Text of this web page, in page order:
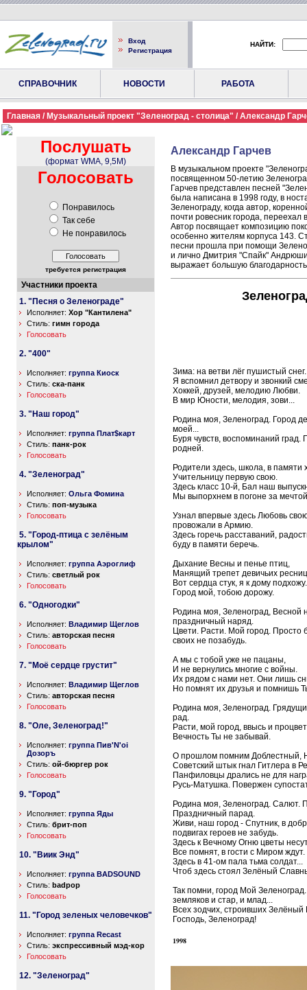
Вход
Регистрация
НАЙТИ:
СПРАВОЧНИК НОВОСТИ РАБОТА
Главная / Музыкальный проект "Зеленоград - столица" / Александр
Послушать
(формат WMA, 9,5M)
Голосовать
Понравилось
Так себе
Не понравилось
требуется регистрация
Участники проекта
1. "Песня о Зеленограде"
Исполняет: Хор "Кантилена"
Стиль: гимн города
Голосовать
2. "400"
Исполняет: группа Киоск
Стиль: ска-панк
Голосовать
3. "Наш город"
Исполняет: группа Плат$карт
Стиль: панк-рок
Голосовать
4. "Зеленоград"
Исполняет: Ольга Фомина
Стиль: поп-музыка
Голосовать
5. "Город-птица с зелёным
крылом"
Исполняет: группа Аэроглиф
Стиль: светлый рок
Голосовать
6. "Одногодки"
Исполняет: Владимир Щеглов
Стиль: авторская песня
Голосовать
7. "Моё сердце грустит"
Исполняет: Владимир Щеглов
Стиль: авторская песня
Голосовать
8. "Оле, Зеленоград!"
Исполняет: группа Пив'N'oi
Дозоръ
Стиль: ой-бюргер рок
Голосовать
9. "Город"
Исполняет: группа Яды
Стиль: брит-поп
Голосовать
10. "Виик Энд"
Исполняет: группа BADSOUND
Стиль: badpop
Голосовать
11. "Город зеленых человечков"
Исполняет: группа Recast
Стиль: экспрессивный мэд-кор
Голосовать
12. "Зеленоград"
Александр Гарчев
В музыкальном проекте
посвященном 50-летию
Гарчев представлен песней
была написана в 1998 году, в
Зеленограду, когда автор,
почти ровесник города, переехал
Автор посвящает композицию
особенно жителям корпуса 143.
песни прошла при помощи
и лично Дмитрия "Спайк"
выражает большую
Зима: на ветви лёг пушистый снег.
Я вспомнил детвору и звонкий
Хоккей, друзей, мелодию Любви.
В мир Юности, мелодия, зови...
Родина моя, Зеленоград. Город
моей...
Буря чувств, воспоминаний град.
родней.
Родители здесь, школа, в памяти
Учительницу первую свою.
Здесь класс 10-й, Бал наш
Мы выпорхнем в погоне за
Узнал впервые здесь Любовь
провожали в Армию.
Здесь горечь расставаний,
буду в памяти беречь.
Дыхание Весны и пенье птиц,
Манящий трепет девичьих
Вот сердца стук, я к дому подхожу.
Город мой, тобою дорожу.
Родина моя, Зеленоград, Весной
праздничный наряд.
Цвети. Расти. Мой город. Просто
своих не позабудь.
А мы с тобой уже не пацаны,
И не вернулись многие с войны.
Их рядом с нами нет. Они лишь
Но помнят их друзья и помнишь
Родина моя, Зеленоград.
рад.
Расти, мой город, ввысь и
Вечность Ты не забывай.
О прошлом помним Доблестный,
Советский штык гнал Гитлера в
Панфиловцы дрались не для
Русь-Матушка. Повержен
Родина моя, Зеленоград. Салют.
Праздничный парад.
Живи, наш город - Спутник, в
подвигах героев не забудь.
Здесь к Вечному Огню цветы
Все помнят, в гости с Миром ждут.
Здесь в 41-ом пала тьма солдат...
Чтоб здесь стоял Зелёный
Так помни, город Мой
земляков и стар, и млад...
Всех зодчих, строивших Зелёный
Господь, Зеленоград!
1998